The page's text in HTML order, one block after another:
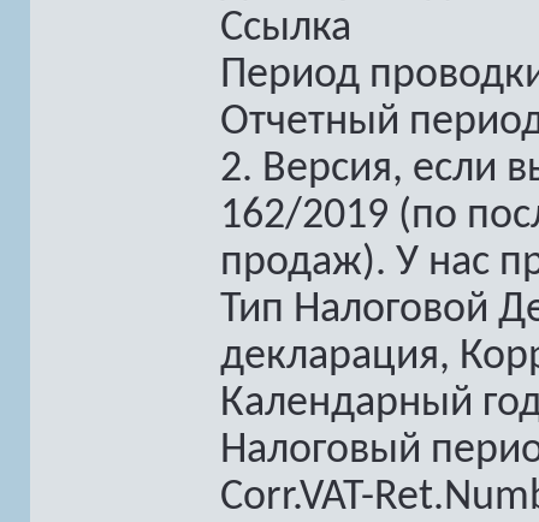
Ссылка
Период
Отчетный
2. Версия, если
162/2019 (по
продаж). У нас
Тип Налоговой
декларация,
Календарный
Налоговый
Corr.VAT-